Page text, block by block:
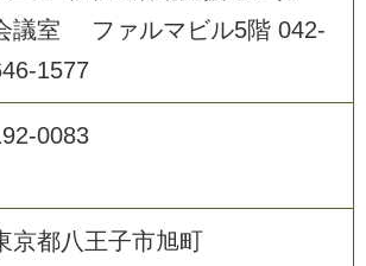
議室 ファルマビル5階 042-
1577
0083
京都八王子市旭町